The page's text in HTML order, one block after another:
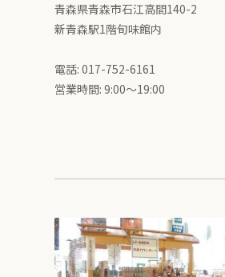
青森県青森市石江高間140-2
新青森駅1階旬味館内
電話: 017-752-6161
営業時間: 9:00〜19:00